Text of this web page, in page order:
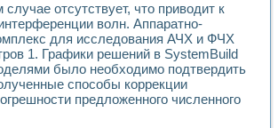
маятник
для изучения основ интерфейсов обмена по
практикум: изучение адиабатического
для исследования электрических переходных
статистической обработки результатов
лазерно-плазменных измерений с
случае отсутствует, что приводит к
волн. Аппаратно-
для исследования АЧХ и ФЧХ
1. Графики решений в SystemBuild
было необходимо подтвердить
способы коррекции
предложенного численного